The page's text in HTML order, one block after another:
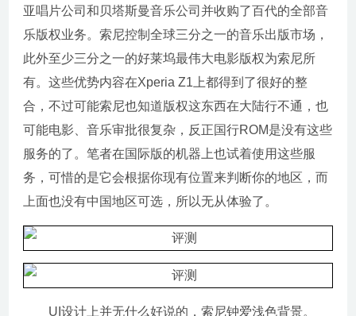
亚唱片公司和贝塔斯曼音乐公司并收购了百代的全部音
乐版权业务。索尼控制全球三分之一的音乐出版市场，
此外至少三分之一的好莱坞最伟大电影版权为索尼所
有。这些优势内容在Xperia Z1上都得到了很好的整
合，不过可能索尼也知道版权这东西在大陆行不通，也
可能电影、音乐审批很复杂，反正国行ROM是没有这些
服务的了。笔者在国际版的机器上也试着使用这些服
务，可惜的是它会根据你现有位置来判断你的地区，而
上面也没有中国地区可选，所以无从体验了。
UI设计上并无什么好说的，索尼钟爱浅色背景。